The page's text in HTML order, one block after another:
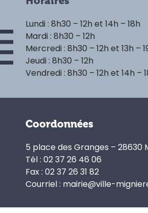
Lundi : 8h30 – 12h et 14h – 18h
Mardi : 8h30 – 12h
Mercredi : 8h30 – 12h et 13h –
Jeudi : 8h30 – 12h
Vendredi : 8h30 – 12h et 14h –
Coordonnées
5 place des Granges – 28630
Tél : 02 37 26 46 06
Fax : 02 37 26 31 82
Courriel : mairie@ville-